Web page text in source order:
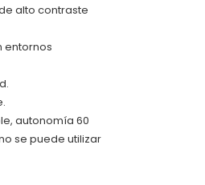
alto contraste
entornos
autonomía 60
se puede utilizar